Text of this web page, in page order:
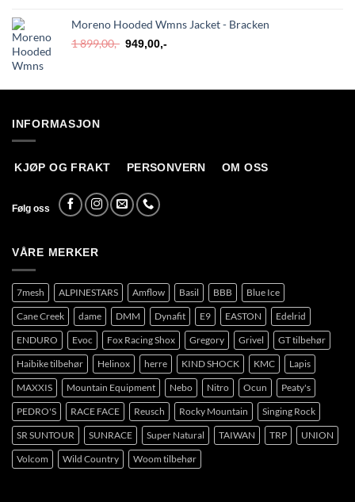
39
999,00,-.
29
Moreno Hooded Wmns Jacket - Bracken
1 899,00,- Opprinnelig
1
949,00,-Nåværende
949,00,-.
INFORMASJON
KJØP OG FRAKT PERSONVERN OM OSS
Følg oss
VÅRE MERKER
7mesh ALPINESTARS Amflow Basil BBB Blue Ice
Cane Creek dame DMM Dynafit E9 EASTON Edelrid
ENDURO Evoc Fox Racing Shox Gregory Grivel GT tilbehør
Haibike tilbehør Helinox herre KIND SHOCK KMC Lapis
MAXXIS Mountain Equipment Nebo Nitro Ocun Peaty's
PEDRO'S RACE FACE Reusch Rocky Mountain Singing Rock
SR SUNTOUR SUNRACE Super Natural TAIWAN TRP UNION
Volcom Wild Country Woom tilbehør